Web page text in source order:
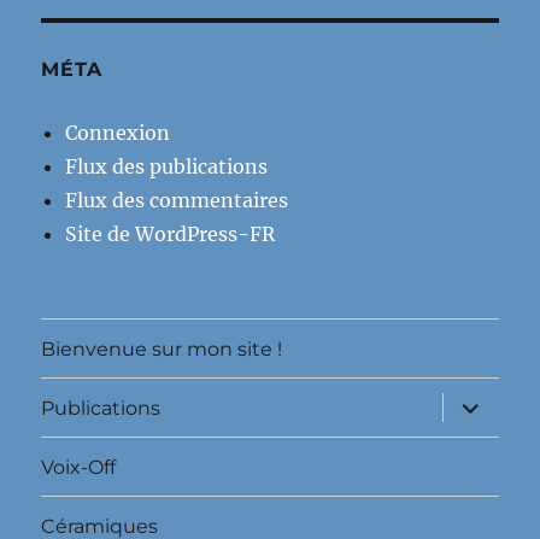
MÉTA
Connexion
Flux des publications
Flux des commentaires
Site de WordPress-FR
Bienvenue sur mon site !
Publications
ouvrir
le
sous-
Voix-Off
Céramiques